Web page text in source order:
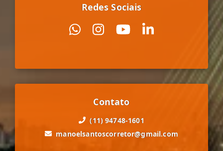
Redes Sociais
Contato
(11) 94748-1601
manoelsantoscorretor@gmail.com